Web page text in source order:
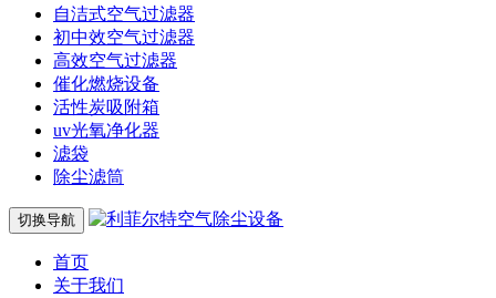
自洁式空气过滤器
初中效空气过滤器
高效空气过滤器
催化燃烧设备
活性炭吸附箱
uv光氧净化器
滤袋
除尘滤筒
切换导航
首页
关于我们